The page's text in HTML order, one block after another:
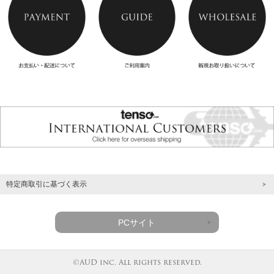
特定商取引に基づく表示
PCサイト
©AUD inc. All rights reserved.